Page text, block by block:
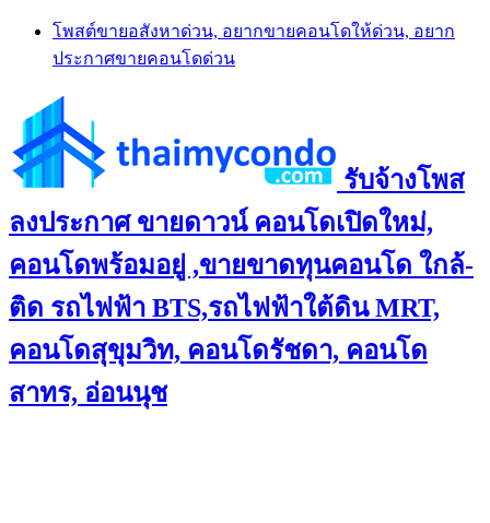
Skip
content
โพสต์ขายอสังหาด่วน, อยากขายคอนโดให้ด่วน, อยาก
ประกาศขายคอนโดด่วน
รับจ้างโพส
ลงประกาศ ขายดาวน์ คอนโดเปิดใหม่,
คอนโดพร้อมอยู่ ,ขายขาดทุนคอนโด ใกล้-
ติด รถไฟฟ้า BTS,รถไฟฟ้าใต้ดิน MRT,
คอนโดสุขุมวิท, คอนโดรัชดา, คอนโด
สาทร, อ่อนนุช